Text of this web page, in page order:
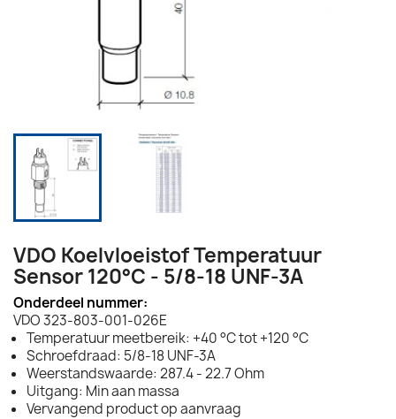
VDO Koelvloeistof Temperatuur
Sensor 120°C - 5/8-18 UNF-3A
Onderdeel nummer:
VDO 323-803-001-026E
Temperatuur meetbereik: +40 °C tot +120 °C
Schroefdraad: 5/8-18 UNF-3A
Weerstandswaarde: 287.4 - 22.7 Ohm
Uitgang: Min aan massa
Vervangend product op aanvraag